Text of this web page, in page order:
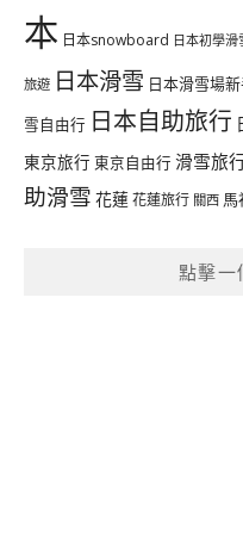
本 日本snowboard 日本初學滑
旅遊 日本滑雪 日本滑雪場
雪自由行 日本自助旅行
東京旅行 東京自由行 滑雪旅
助滑雪 花蓮花蓮旅行 關西 馬
點擊一